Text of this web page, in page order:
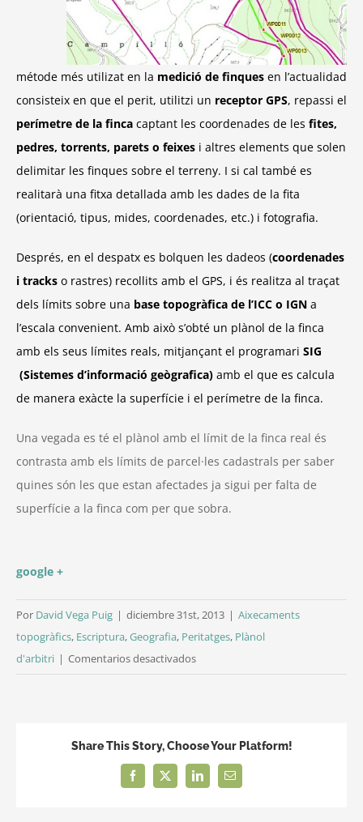
métode més utilizat en la medició de finques en l’actualidad
consisteix en que el perit, utilitzi un receptor GPS, repassi el
perímetre de la finca captant les coordenades de les fites,
pedres, torrents, parets o feixes i altres elements que solen
delimitar les finques sobre el terreny. I si cal també es
realitarà una fitxa detallada amb les dades de la fita
(orientació, tipus, mides, coordenades, etc.) i fotografia.
Després, en el despatx es bolquen les dadeos (coordenades
i tracks o rastres) recollits amb el GPS, i és realitza al traçat
dels límits sobre una base topogràfica de l’ICC o IGN a
l’escala convenient. Amb això s’obté un plànol de la finca
amb els seus límites reals, mitjançant el programari SIG
(Sistemes d’informació geògrafica) amb el que es calcula
de manera exàcte la superfície i el perímetre de la finca.
Una vegada es té el plànol amb el límit de la finca real és
contrasta amb els límits de parcel·les cadastrals per saber
quines són les que estan afectades ja sigui per falta de
superfície a la finca com per que sobra.
google +
Por David Vega Puig | diciembre 31st, 2013 | Aixecaments
topogràfics, Escriptura,Geografia, Peritatges, Plànol
d'arbitri | Comentarios desactivadosen
forestals
i
agrícoles
Share This Story, Choose Your Platform!
Facebook
X LinkedInCorreo
electrónico